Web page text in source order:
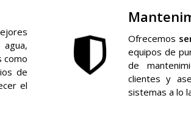
como
de
el
Ofrecemos
equipos de
de
clientes y
sistemas a lo